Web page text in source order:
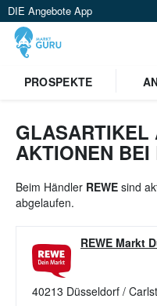
DIE Angebote App
PROSPEKTE
GLASARTIKEL
AKTIONEN BEI
Beim Händler REWE sind
abgelaufen.
REWE Markt
40213 Düsseldorf /